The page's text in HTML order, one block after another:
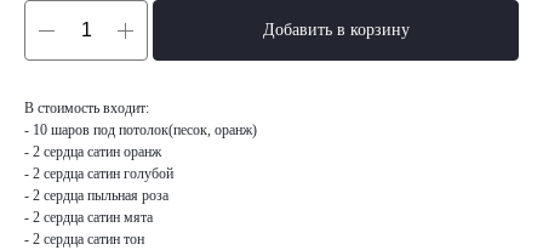
Добавить в корзину
В стоимость входит:
- 10 шаров под потолок(песок, оранж)
- 2 сердца сатин оранж
- 2 сердца сатин голубой
- 2 сердца пыльная роза
- 2 сердца сатин мята
- 2 сердца сатин тон